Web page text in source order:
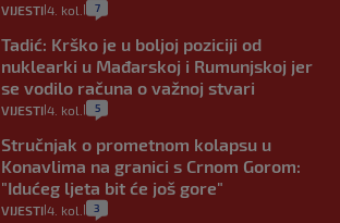
VIJESTI 4. kol. 7
Tadić: Krško je u boljoj poziciji od
nuklearki u Mađarskoj i Rumunjskoj jer
se vodilo računa o važnoj stvari
VIJESTI 4. kol. 5
Stručnjak o prometnom kolapsu u
Konavlima na granici s Crnom Gorom:
"Idućeg ljeta bit će još gore"
VIJESTI 4. kol. 3